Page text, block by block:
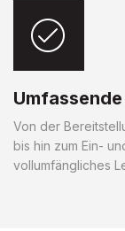
Von der
bis hin zum Ein-
vollumfängliches